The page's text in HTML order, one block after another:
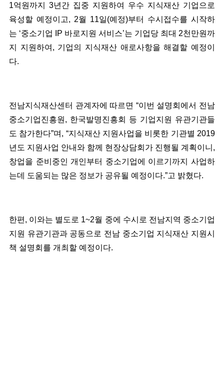
1억원까지 3년간 집중 지원하여 우수 지식재산 기업으로
육성할 예정이고, 2월 11일(예정)부터 수시접수를 시작하
는 ‘중소기업 IP 바로지원 서비스’는 기업당 최대 2천만원까
지 지원하여, 기업의 지식재산 애로사항을 해결할 예정이
다.
전남지식재산센터 관계자에 따르면 “이번 설명회에서 전남
중소기업진흥원, 한국발명진흥회 등 기업지원 유관기관들
도 참가한다”며, “지식재산 지원사업을 비롯한 기관별 2019
년도 지원사업 안내와 함께 현장상담회가 진행될 계획이니,
창업을 준비중인 개인부터 중소기업에 이르기까지 사업하
는데 도움되는 많은 정보가 공유될 예정이다.”고 밝혔다.
한편, 이와는 별도로 1~2월 중에 수시로 전남지역 중소기업
지원 유관기관과 공동으로 전남 중소기업 지식재산 지원시
책 설명회를 개최할 예정이다.